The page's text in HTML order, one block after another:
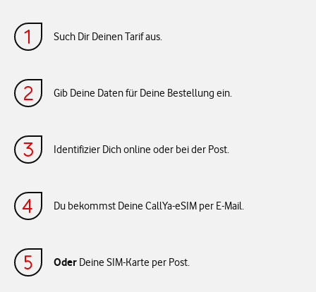
Such Dir Deinen Tarif aus.
Gib Deine Daten für Deine Bestellung ein.
Identifizier Dich online oder bei der Post.
Du bekommst Deine CallYa-eSIM per E-Mail.
Oder Deine SIM-Karte per Post.